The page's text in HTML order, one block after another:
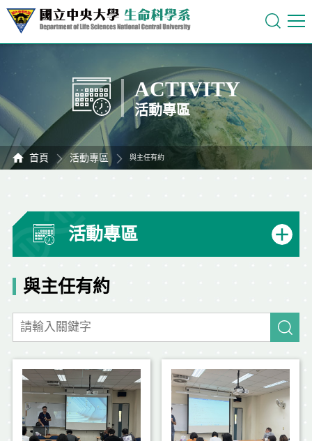
ACTIVITY
活動專區
首頁 活動專區 與主任有約
活動專區
與主任有約